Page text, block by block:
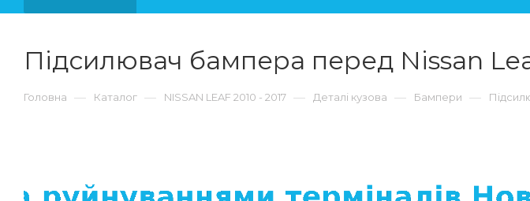
Підсилювач бампера перед Nissan
Головна — Каталог — NISSAN LEAF 2010 - 2017 — Деталі кузова — Бампери —